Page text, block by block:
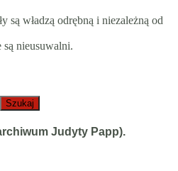
są władzą odrębną i niezależną od
są nieusuwalni.
Judyty Papp).